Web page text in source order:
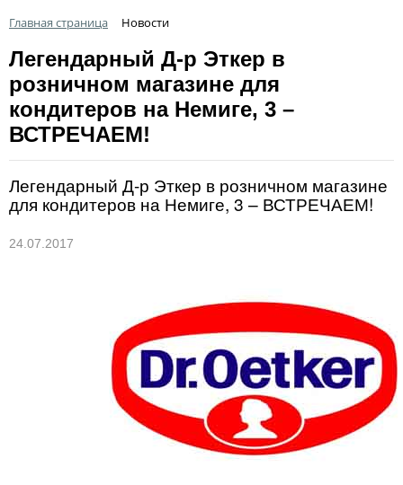
Главная страница Новости
Легендарный Д-р Эткер в
розничном магазине для
кондитеров на Немиге, 3 –
ВСТРЕЧАЕМ!
Легендарный Д-р Эткер в розничном магазине
для кондитеров на Немиге, 3 – ВСТРЕЧАЕМ!
24.07.2017